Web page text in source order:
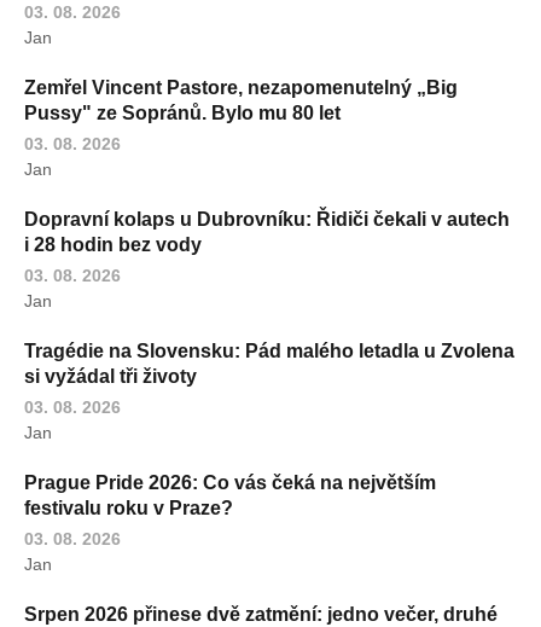
03. 08. 2026
Jan
Zemřel Vincent Pastore, nezapomenutelný „Big
Pussy" ze Sopránů. Bylo mu 80 let
03. 08. 2026
Jan
Dopravní kolaps u Dubrovníku: Řidiči čekali v autech
i 28 hodin bez vody
03. 08. 2026
Jan
Tragédie na Slovensku: Pád malého letadla u Zvolena
si vyžádal tři životy
03. 08. 2026
Jan
Prague Pride 2026: Co vás čeká na největším
festivalu roku v Praze?
03. 08. 2026
Jan
Srpen 2026 přinese dvě zatmění: jedno večer, druhé